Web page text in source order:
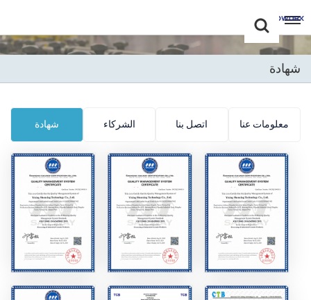
+86 -18681515767
English
Русский
Italiano
Español
Português
شهادة
معلومات عنا اتصل بنا الشركاء شهادة